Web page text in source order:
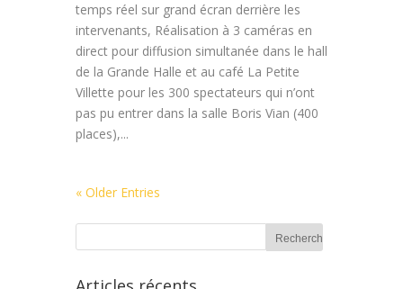
temps réel sur grand écran derrière les
intervenants, Réalisation à 3 caméras en
direct pour diffusion simultanée dans le hall
de la Grande Halle et au café La Petite
Villette pour les 300 spectateurs qui n’ont
pas pu entrer dans la salle Boris Vian (400
places),...
« Older Entries